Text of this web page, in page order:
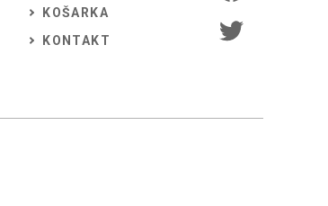
KOŠARKA
KONTAKT